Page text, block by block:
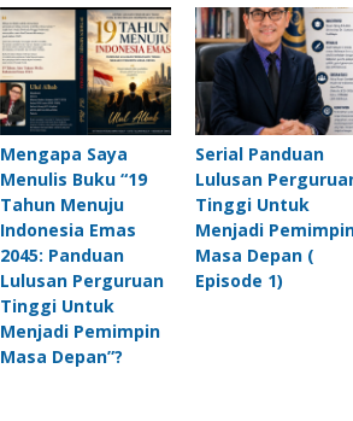
Mengapa Saya
Menulis Buku “19
Tahun Menuju
Indonesia Emas
2045: Panduan
Lulusan Perguruan
Tinggi Untuk
Menjadi Pemimpin
Masa Depan”?
Serial Panduan
Lulusan
Tinggi Untuk
Menjadi
Masa Depan (
Episode 1)